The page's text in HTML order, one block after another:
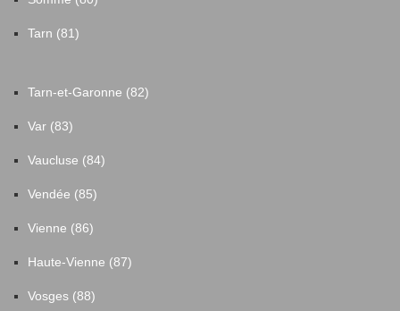
Tarn (81)
Tarn-et-Garonne (82)
Var (83)
Vaucluse (84)
Vendée (85)
Vienne (86)
Haute-Vienne (87)
Vosges (88)